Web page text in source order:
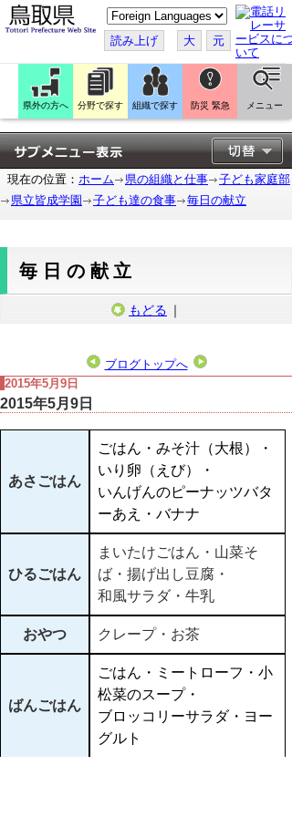
こ
の
ペ
ー
ジ
翻
訳
す
る
読み上げ 大 元
県外の方へ 分野で探す 組織で探す 防災 緊急 メニュー
現在の位置： ホーム 県の組織と仕事
子ども家庭部
県立皆成学園
子ども達の食事 毎日の献立
毎日の献立
もどる ｜
ブログトップへ
2015年5月9日
2015年5月9日
あさごはん
ごはん・みそ汁（大根）・
いり卵（えび）・
いんげんのピーナッツバタ
ーあえ・バナナ
ひるごはん
まいたけごはん・山菜そ
ば・揚げ出し豆腐・
和風サラダ・牛乳
おやつ クレープ・お茶
ばんごはん
ごはん・ミートローフ・小
松菜のスープ・
ブロッコリーサラダ・ヨー
グルト